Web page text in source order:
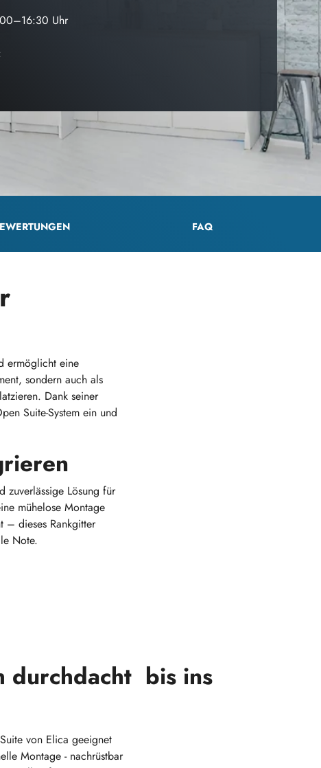
Uhr
FAQ
ermöglicht eine
sondern auch als
Dank seiner
Suite-System ein und
zuverlässige Lösung für
mühelose Montage
– dieses Rankgitter
Note.
durchdacht bis ins
von Elica geeignet
Montage - nachrüstbar